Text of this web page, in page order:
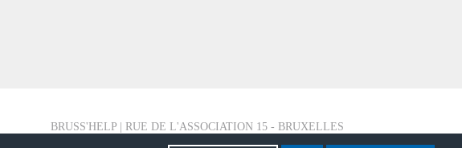
BRUSS'HELP | RUE DE L'ASSOCIATION 15 - BRUXELLES